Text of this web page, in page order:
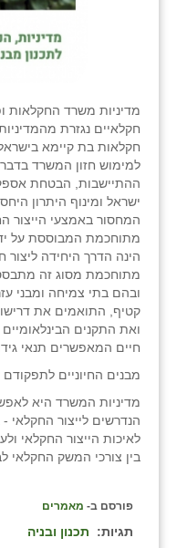
מדיניות משרד החקלאות
חקלאיים נגזרת
חקלאות בת קיימא
למימוש חזון המשרד
ההתיישבות, הבטחת
ישראל ומינוף היתרון
המחסור באמצעי הייצור
מתוחכמת המבוססת על
הינה הדרך היחידה
מתוחכמת מסוג זה
ובהם בתי צמיחה ומבני
קטיף, התואמים את
ואת התקנים הבינלאומיים
חיים המאפשרים תנאי
מבנים החיוניים
מדיניות המשרד היא
הנדרשים לייצור החקלאי
לאיכות הייצור החקלאי
בין צורכי המשק החקלאי
פורסם ב- מאמרים
תגיות:
תכנון ובניה